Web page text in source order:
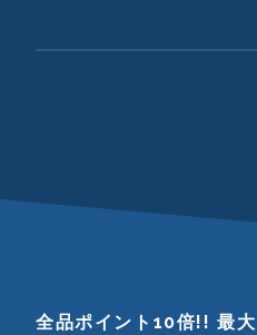
全品ポイント10倍!! 最